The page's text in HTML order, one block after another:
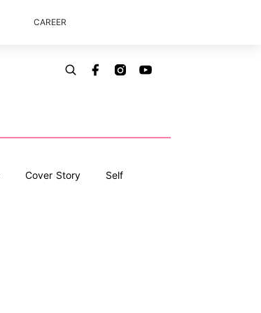
CAREER
Cover Story Self